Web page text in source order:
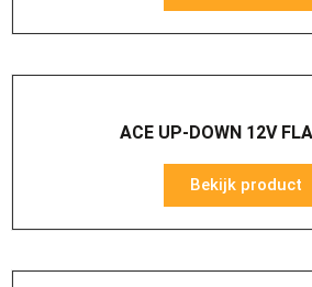
ACE UP-DOWN 12V
Bekijk product